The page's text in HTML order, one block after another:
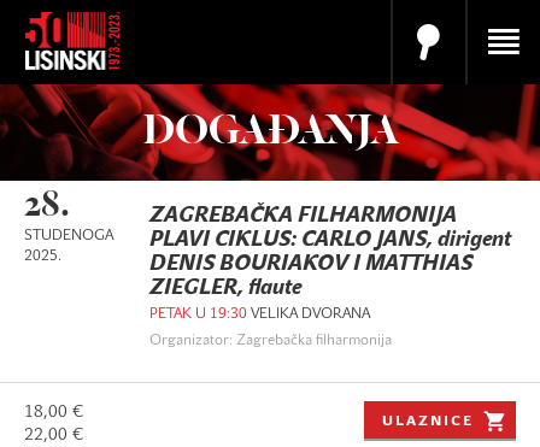
DOGAĐANJA
28.
STUDENOGA
2025.
ZAGREBAČKA FILHARMONIJA
PLAVI CIKLUS: CARLO JANS, dirigent
DENIS BOURIAKOV I MATTHIAS
ZIEGLER, flaute
PETAK U 19:30 VELIKA DVORANA
Organizator: Zagrebačka filharmonija
18,00 €
22,00 €
ULAZNICE